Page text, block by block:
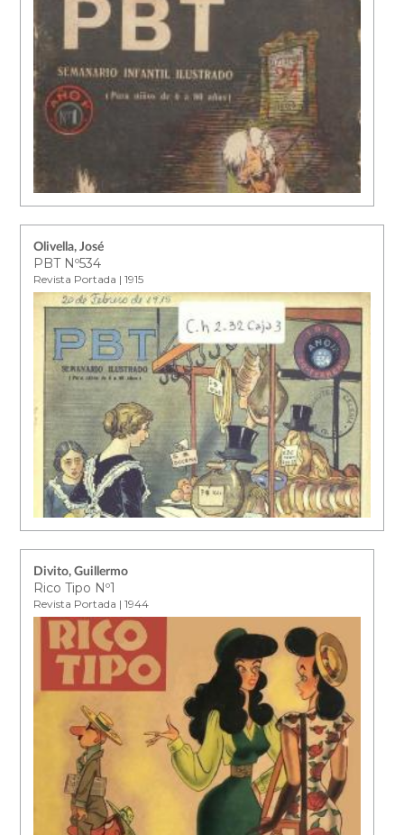
Olivella, José
PBT Nº534
Revista Portada | 1915
Divito, Guillermo
Rico Tipo Nº1
Revista Portada | 1944